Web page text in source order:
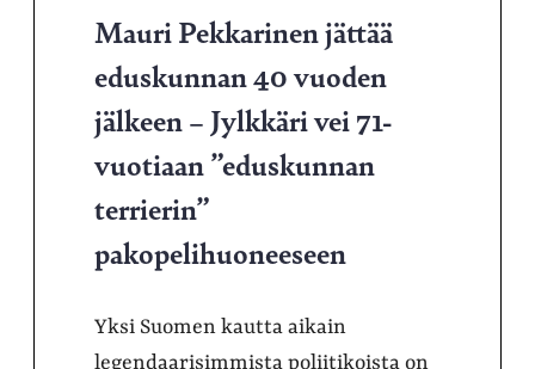
Mauri Pekkarinen jättää
eduskunnan 40 vuoden
jälkeen – Jylkkäri vei 71-
vuotiaan ”eduskunnan
terrierin”
pakopelihuoneeseen
Yksi Suomen kautta aikain
legendaarisimmista poliitikoista on